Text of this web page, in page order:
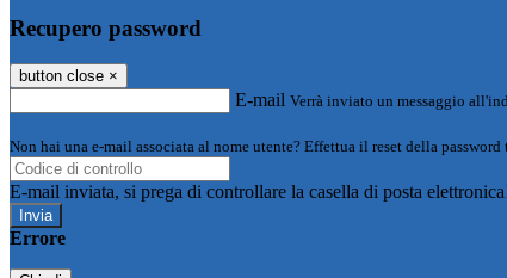
Recupero password
button close ×
E-mail Verrà inviato un messaggio
Non hai una e-mail associata al nome utente? Effettua il reset della password
E-mail inviata, si prega di controllare la casella di posta
Errore